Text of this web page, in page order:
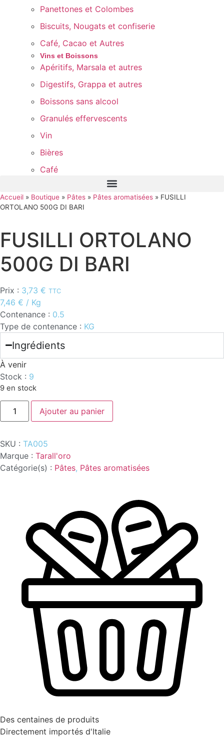
Panettones et Colombes
Biscuits, Nougats et confiserie
Café, Cacao et Autres
Vins et Boissons
Apéritifs, Marsala et autres
Digestifs, Grappa et autres
Boissons sans alcool
Granulés effervescents
Vin
Bières
Café
Accueil » Boutique » Pâtes » Pâtes aromatisées » FUSILLI
ORTOLANO 500G DI BARI
FUSILLI ORTOLANO
500G DI BARI
Prix : 3,73 € TTC
7,46 € / Kg
Contenance : 0.5
Type de contenance : KG
Ingrédients
À venir
Stock : 9
9 en stock
quantité
FUSILLI
DI
BARI
Ajouter au panier
SKU : TA005
Marque : Tarall'oro
Catégorie(s) : Pâtes, Pâtes aromatisées
Des centaines de produits
Directement importés d'Italie